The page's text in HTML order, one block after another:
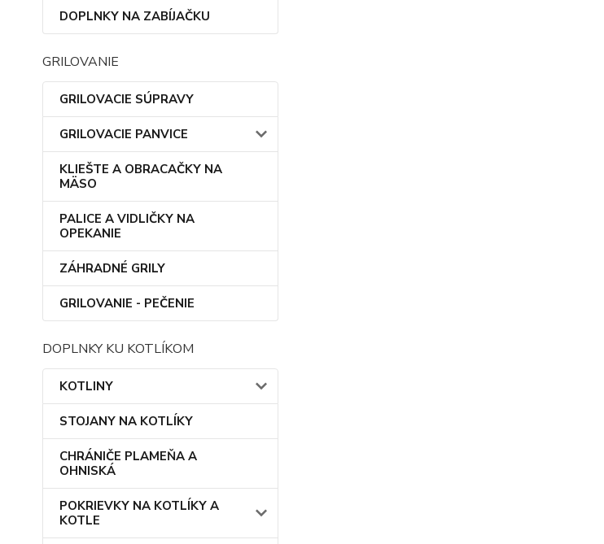
DOPLNKY NA ZABÍJAČKU
GRILOVANIE
GRILOVACIE SÚPRAVY
GRILOVACIE PANVICE
KLIEŠTE A OBRACAČKY NA
MÄSO
PALICE A VIDLIČKY NA
OPEKANIE
ZÁHRADNÉ GRILY
GRILOVANIE - PEČENIE
DOPLNKY KU KOTLÍKOM
KOTLINY
STOJANY NA KOTLÍKY
CHRÁNIČE PLAMEŇA A
OHNISKÁ
POKRIEVKY NA KOTLÍKY A
KOTLE